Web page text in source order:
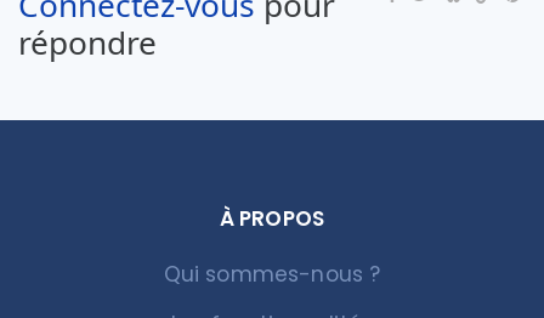
répondre
À PROPOS
Qui sommes-nous ?